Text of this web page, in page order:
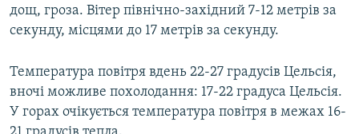
дощ, гроза. Вітер північно-західний 7-12 метрів за
секунду, місцями до 17 метрів за секунду.
Температура повітря вдень 22-27 градусів Цельсія,
вночі можливе похолодання: 17-22 градуса Цельсія.
У горах очікується температура повітря в межах 16-